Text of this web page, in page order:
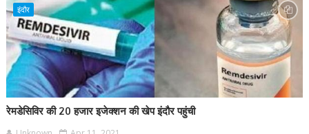
इंदौर
रेमडेसिविर की 20 हजार इजेक्शन की खेप इंदौर पहुंची